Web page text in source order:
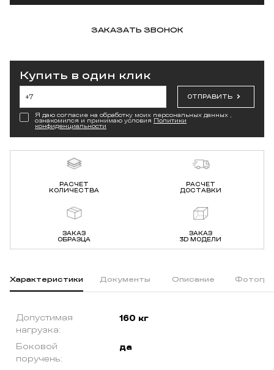
ЗАКАЗАТЬ ЗВОНОК
Купить в один клик
ОТПРАВИТЬ
Я даю согласие на обработку моих персональных данных ,
ознакомился и принимаю условия Политики
конфиденциальности
РАСЧЕТ
КОЛИЧЕСТВА
РАСЧЕТ
ДОСТАВКИ
ЗАКАЗ
ОБРАЗЦА
ЗАКАЗ
3D МОДЕЛИ
Характеристики Документы Описание
Допустимая
нагрузка:
160 кг
Боковой
поручень:
да